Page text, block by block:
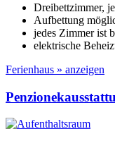
Dreibettzimmer,
Aufbettung
jedes Zimmer ist
elektrische
Ferienhaus » anzeigen